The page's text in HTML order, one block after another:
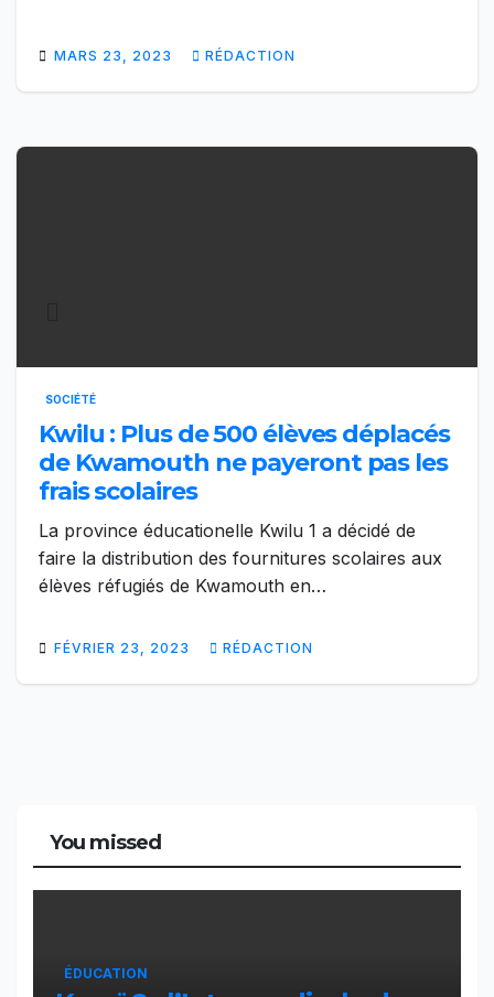
MARS 23, 2023 RÉDACTION
SOCIÉTÉ
Kwilu : Plus de 500 élèves déplacés
de Kwamouth ne payeront pas les
frais scolaires
La province éducationelle Kwilu 1 a décidé de
faire la distribution des fournitures scolaires aux
élèves réfugiés de Kwamouth en…
FÉVRIER 23, 2023 RÉDACTION
You missed
ÉDUCATION